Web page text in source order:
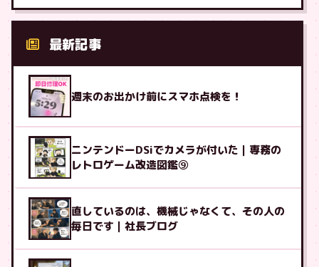
最新記事
週末のお出かけ前にスマホ点検を！
ニンテンドーDSiでカメラが付いた｜専務の
レトロゲーム改造図鑑⑨
直しているのは、機械じゃなくて、その人の
毎日です｜社長ブログ